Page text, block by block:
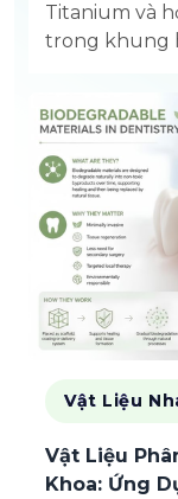
Titanium và
trong khung
Vật Liệu
Vật Liệu
Khoa: Ứng